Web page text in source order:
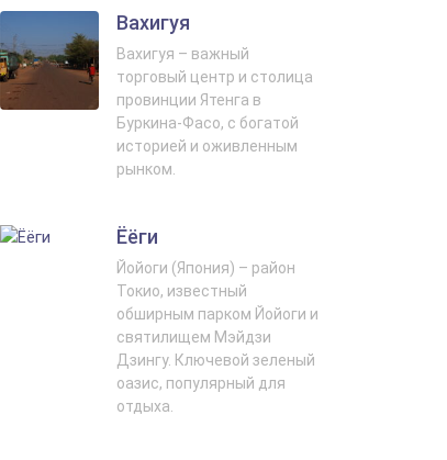
Вахигуя
Вахигуя – важный
торговый центр и столица
провинции Ятенга в
Буркина-Фасо, с богатой
историей и оживленным
рынком.
Ёёги
Йойоги (Япония) – район
Токио, известный
обширным парком Йойоги и
святилищем Мэйдзи
Дзингу. Ключевой зеленый
оазис, популярный для
отдыха.